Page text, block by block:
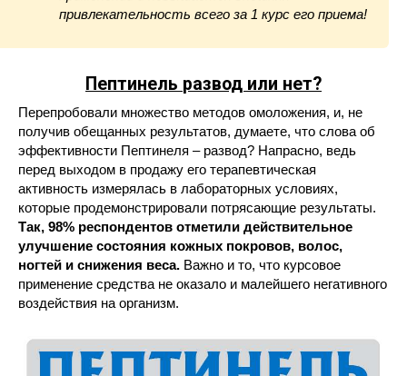
привлекательность всего за 1 курс его приема!
Пептинель развод или нет?
Перепробовали множество методов омоложения, и, не
получив обещанных результатов, думаете, что слова об
эффективности Пептинеля – развод? Напрасно, ведь
перед выходом в продажу его терапевтическая
активность измерялась в лабораторных условиях,
которые продемонстрировали потрясающие результаты.
Так, 98% респондентов отметили действительное
улучшение состояния кожных покровов, волос,
ногтей и снижения веса. Важно и то, что курсовое
применение средства не оказало и малейшего негативного
воздействия на организм.